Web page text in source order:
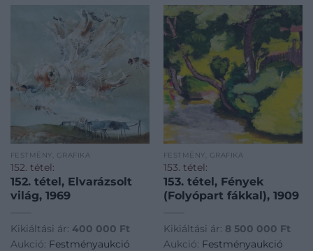
FESTMÉNY, GRAFIKA
152. tétel:
152. tétel, Elvarázsolt
világ, 1969
Kikiáltási ár: 400 000 Ft
Aukció: Festményaukció
FESTMÉNY, GRAFIKA
153. tétel:
153. tétel, Fények
(Folyópart fákkal), 1909
Kikiáltási ár: 8 500 000 Ft
Aukció: Festményaukció